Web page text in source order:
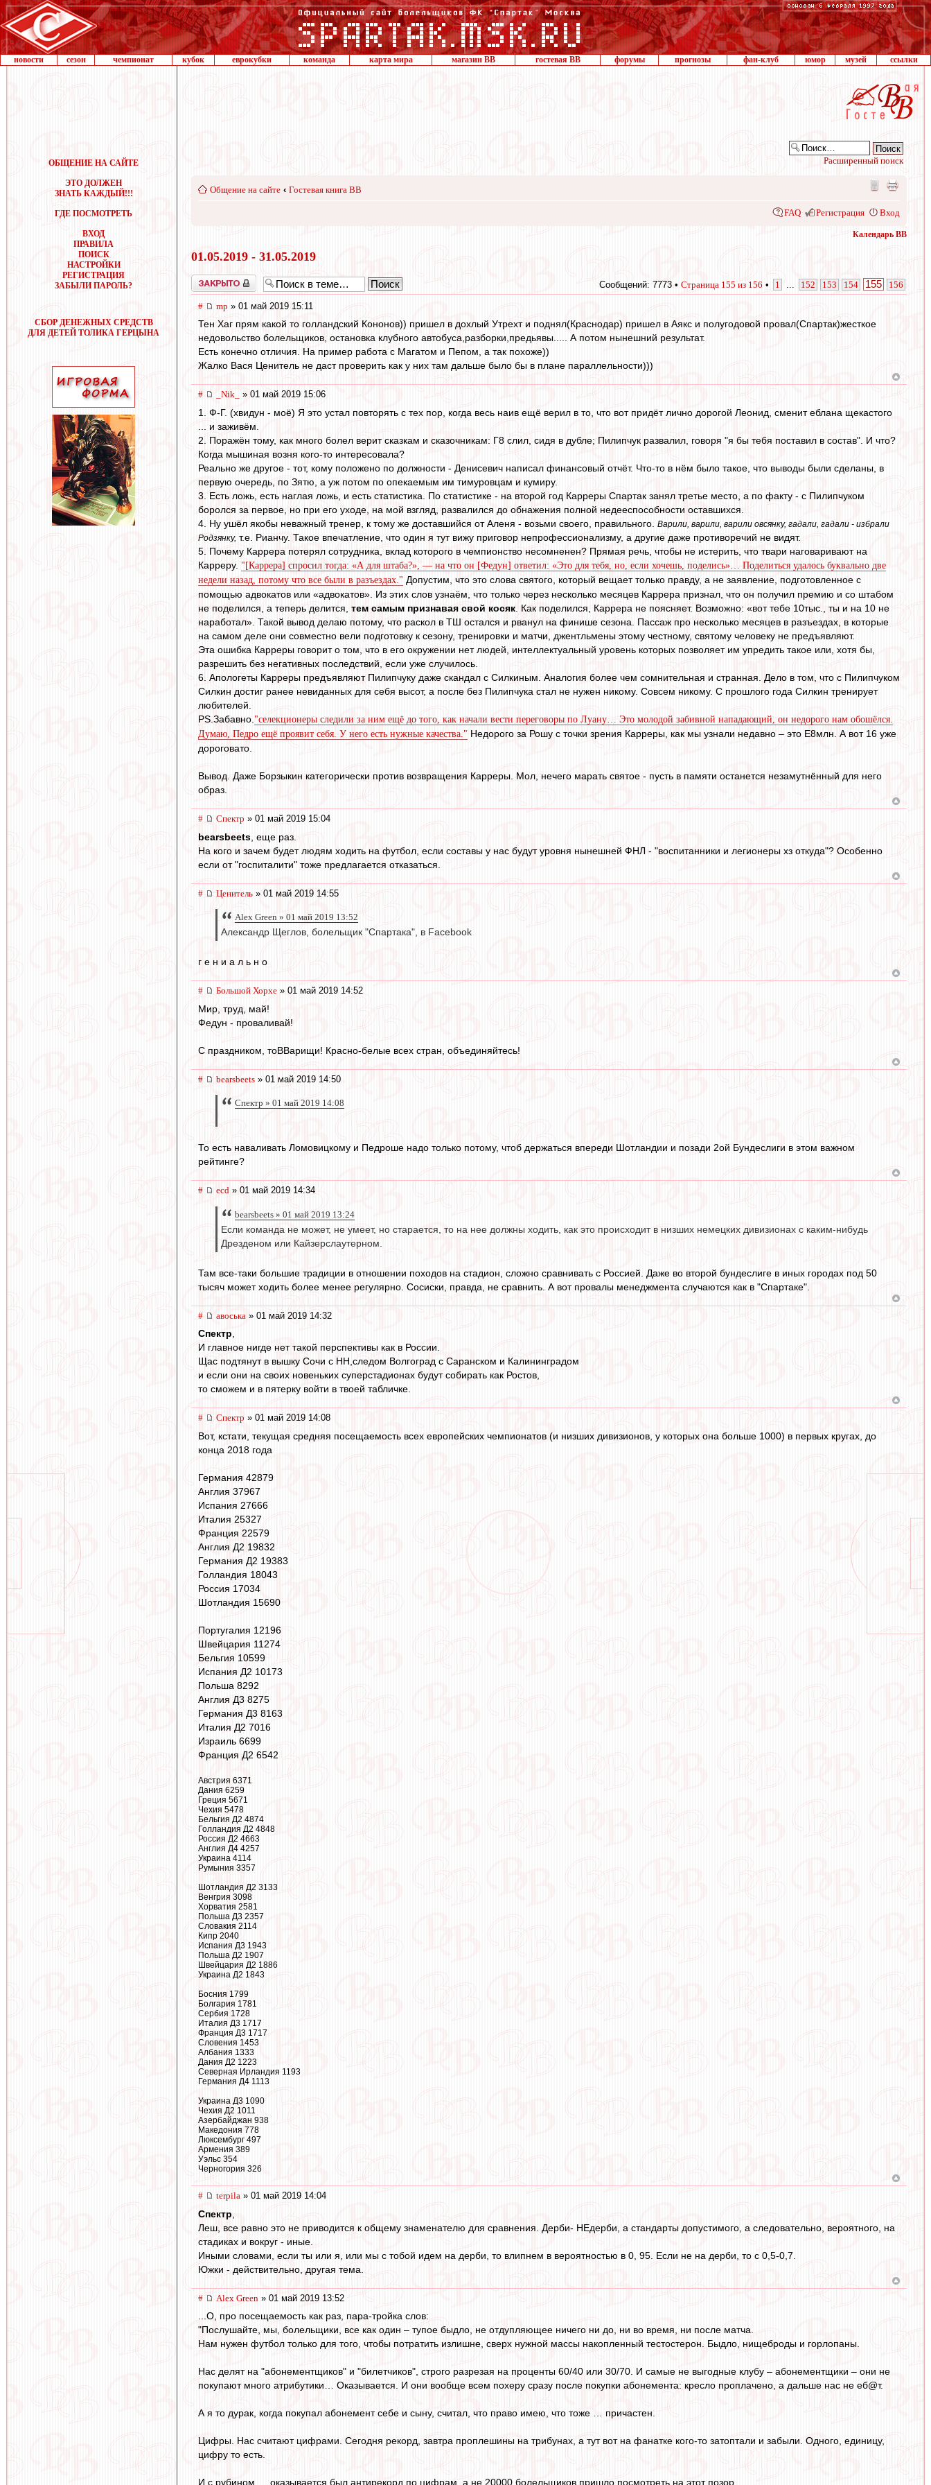
новости сезон чемпионат кубок еврокубки команда карта мира магазин ВВ гостевая ВВ форумы прогнозы фан-клуб юмор музей ссылки
ОБЩЕНИЕ НА САЙТЕ
ЭТО ДОЛЖЕН
ЗНАТЬ КАЖДЫЙ!!!
ГДЕ ПОСМОТРЕТЬ
ВХОД
ПРАВИЛА
ПОИСК
НАСТРОЙКИ
РЕГИСТРАЦИЯ
ЗАБЫЛИ ПАРОЛЬ?
СБОР ДЕНЕЖНЫХ СРЕДСТВ
ДЛЯ ДЕТЕЙ ТОЛИКА ГЕРЦЫНА
Расширенный поиск
Общение на сайте ‹ Гостевая книга ВВ
FAQ Регистрация Вход
Календарь ВВ
01.05.2019 - 31.05.2019
Закрыто Сообщений: 7773 • Страница 155 из 156 • 1 152 153 154 155 156
# mp » 01 май 2019 15:11
Тен Хаг прям какой то голландский Кононов)) пришел в дохлый Утрехт и поднял(Краснодар) пришел в Аякс и полугодовой провал(Спартак)жесткое
недовольство болельщиков, остановка клубного автобуса,разборки,предьявы..... А потом нынешний результат.
Есть конечно отличия. На пример работа с Магатом и Пепом, а так похоже))
Жалко Вася Ценитель не даст проверить как у них там дальше было бы в плане параллельности)))
# _Nik_ » 01 май 2019 15:06
1. Ф-Г. (хвидун - моё) Я это устал повторять с тех пор, когда весь наив ещё верил в то, что вот придёт лично дорогой Леонид, сменит еблана щекастого
... и заживём.
2. Поражён тому, как много болел верит сказкам и сказочникам: Г8 слил, сидя в дубле; Пилипчук развалил, говоря "я бы тебя поставил в состав". И что?
Когда мышиная возня кого-то интересовала?
Реально же другое - тот, кому положено по должности - Денисевич написал финансовый отчёт. Что-то в нём было такое, что выводы были сделаны, в
первую очередь, по Зятю, а уж потом по опекаемым им тимуровцам и кумиру.
3. Есть ложь, есть наглая ложь, и есть статистика. По статистике - на второй год Карреры Спартак занял третье место, а по факту - с Пилипчуком
боролся за первое, но при его уходе, на мой взгляд, развалился до обнажения полной недееспособности оставшихся.
4. Ну ушёл якобы неважный тренер, к тому же доставшийся от Аленя - возьми своего, правильного. Варили, варили, варили овсянку, гадали, гадали - избрали
Родзянку, т.е. Рианчу. Такое впечатление, что один я тут вижу приговор непрофессионализму, а другие даже противоречий не видят.
5. Почему Каррера потерял сотрудника, вклад которого в чемпионство несомненен? Прямая речь, чтобы не истерить, что твари наговаривают на
Карреру. "[Каррера] спросил тогда: «А для штаба?», — на что он [Федун] ответил: «Это для тебя, но, если хочешь, поделись»… Поделиться удалось буквально две
недели назад, потому что все были в разъездах." Допустим, что это слова святого, который вещает только правду, а не заявление, подготовленное с
помощью адвокатов или «адвокатов». Из этих слов узнаём, что только через несколько месяцев Каррера признал, что он получил премию и со штабом
не поделился, а теперь делится, тем самым признавая свой косяк . Как поделился, Каррера не поясняет. Возможно: «вот тебе 10тыс., ты и на 10 не
наработал». Такой вывод делаю потому, что раскол в ТШ остался и рванул на финише сезона. Пассаж про несколько месяцев в разъездах, в которые
на самом деле они совместно вели подготовку к сезону, тренировки и матчи, джентльмены этому честному, святому человеку не предъявляют.
Эта ошибка Карреры говорит о том, что в его окружении нет людей, интеллектуальный уровень которых позволяет им упредить такое или, хотя бы,
разрешить без негативных последствий, если уже случилось.
6. Апологеты Карреры предъявляют Пилипчуку даже скандал с Силкиным. Аналогия более чем сомнительная и странная. Дело в том, что с Пилипчуком
Силкин достиг ранее невиданных для себя высот, а после без Пилипчука стал не нужен никому. Совсем никому. С прошлого года Силкин тренирует
любителей.
PS.Забавно. "селекционеры следили за ним ещё до того, как начали вести переговоры по Луану… Это молодой забивной нападающий, он недорого нам обошёлся.
Думаю, Педро ещё проявит себя. У него есть нужные качества." Недорого за Рошу с точки зрения Карреры, как мы узнали недавно – это E8млн. А вот 16 уже
дороговато.
Вывод. Даже Борзыкин категорически против возвращения Карреры. Мол, нечего марать святое - пусть в памяти останется незамутнённый для него
образ.
# Спектр » 01 май 2019 15:04
bearsbeets , еще раз.
На кого и зачем будет людям ходить на футбол, если составы у нас будут уровня нынешней ФНЛ - "воспитанники и легионеры хз откуда"? Особенно
если от "госпиталити" тоже предлагается отказаться.
# Ценитель » 01 май 2019 14:55
Alex Green » 01 май 2019 13:52
Александр Щеглов, болельщик "Спартака", в Facebook
г е н и а л ь н о
# Большой Хорхе » 01 май 2019 14:52
Мир, труд, май!
Федун - проваливай!
С праздником, тоВВарищи! Красно-белые всех стран, объединяйтесь!
# bearsbeets » 01 май 2019 14:50
Спектр » 01 май 2019 14:08
То есть наваливать Ломовицкому и Педроше надо только потому, чтоб держаться впереди Шотландии и позади 2ой Бундеслиги в этом важном
рейтинге?
# ecd » 01 май 2019 14:34
bearsbeets » 01 май 2019 13:24
Если команда не может, не умеет, но старается, то на нее должны ходить, как это происходит в низших немецких дивизионах с каким-нибудь
Дрезденом или Кайзерслаутерном.
Там все-таки большие традиции в отношении походов на стадион, сложно сравнивать с Россией. Даже во второй бундеслиге в иных городах под 50
тысяч может ходить более менее регулярно. Сосиски, правда, не сравнить. А вот провалы менеджмента случаются как в "Спартаке".
# авоська » 01 май 2019 14:32
Спектр,
И главное нигде нет такой перспективы как в России.
Щас подтянут в вышку Сочи с НН,следом Волгоград с Саранском и Калининградом
и если они на своих новеньких суперстадионах будут собирать как Ростов,
то сможем и в пятерку войти в твоей табличке.
# Спектр » 01 май 2019 14:08
Вот, кстати, текущая средняя посещаемость всех европейских чемпионатов (и низших дивизионов, у которых она больше 1000) в первых кругах, до
конца 2018 года
Германия 42879
Англия 37967
Испания 27666
Италия 25327
Франция 22579
Англия Д2 19832
Германия Д2 19383
Голландия 18043
Россия 17034
Шотландия 15690
Португалия 12196
Швейцария 11274
Бельгия 10599
Испания Д2 10173
Польша 8292
Англия Д3 8275
Германия Д3 8163
Италия Д2 7016
Израиль 6699
Франция Д2 6542
Австрия 6371
Дания 6259
Греция 5671
Чехия 5478
Бельгия Д2 4874
Голландия Д2 4848
Россия Д2 4663
Англия Д4 4257
Украина 4114
Румыния 3357
Шотландия Д2 3133
Венгрия 3098
Хорватия 2581
Польша Д3 2357
Словакия 2114
Кипр 2040
Испания Д3 1943
Польша Д2 1907
Швейцария Д2 1886
Украина Д2 1843
Босния 1799
Болгария 1781
Сербия 1728
Италия Д3 1717
Франция Д3 1717
Словения 1453
Албания 1333
Дания Д2 1223
Северная Ирландия 1193
Германия Д4 1113
Украина Д3 1090
Чехия Д2 1011
Азербайджан 938
Македония 778
Люксембург 497
Армения 389
Уэльс 354
Черногория 326
# terpila » 01 май 2019 14:04
Спектр
Леш, все равно это не приводится к общему знаменателю для сравнения. Дерби- НЕдерби, а стандарты допустимого, а следовательно, вероятного, на
стадиках и вокруг - иные.
Иными словами, если ты или я, или мы с тобой идем на дерби, то влипнем в вероятностью в 0, 95. Если не на дерби, то с 0,5-0,7.
Южки - действительно, другая тема.
# Alex Green » 01 май 2019 13:52
...О, про посещаемость как раз, пара-тройка слов:
"Послушайте, мы, болельщики, все как один – тупое быдло, не отдупляющее ничего ни до, ни во время, ни после матча.
Нам нужен футбол только для того, чтобы потратить излишне, сверх нужной массы накопленный тестостерон. Быдло, нищеброды и горлопаны.
Нас делят на "абонементщиков" и "билетчиков", строго разрезая на проценты 60/40 или 30/70. И самые не выгодные клубу – абонементщики – они не
покупают много атрибутики… Оказывается. И они вообще всем похеру сразу после покупки абонемента: кресло проплачено, а дальше нас не еб@т.
А я то дурак, когда покупал абонемент себе и сыну, считал, что право имею, что тоже … причастен.
Цифры. Нас считают цифрами. Сегодня рекорд, завтра проплешины на трибунах, а тут вот на фанатке кого-то затоптали и забыли. Одного, единицу,
цифру то есть.
И с рубином … оказывается был антирекорд по цифрам, а не 20000 болельщиков пришло посмотреть на этот позор.